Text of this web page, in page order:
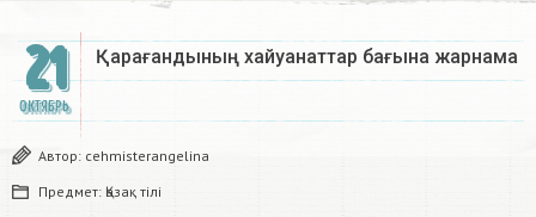
21
ОКТЯБРЬ
Қарағандының хайуанаттар бағына жарнама​
Автор: cehmisterangelina
Предмет: Қазақ тiлi